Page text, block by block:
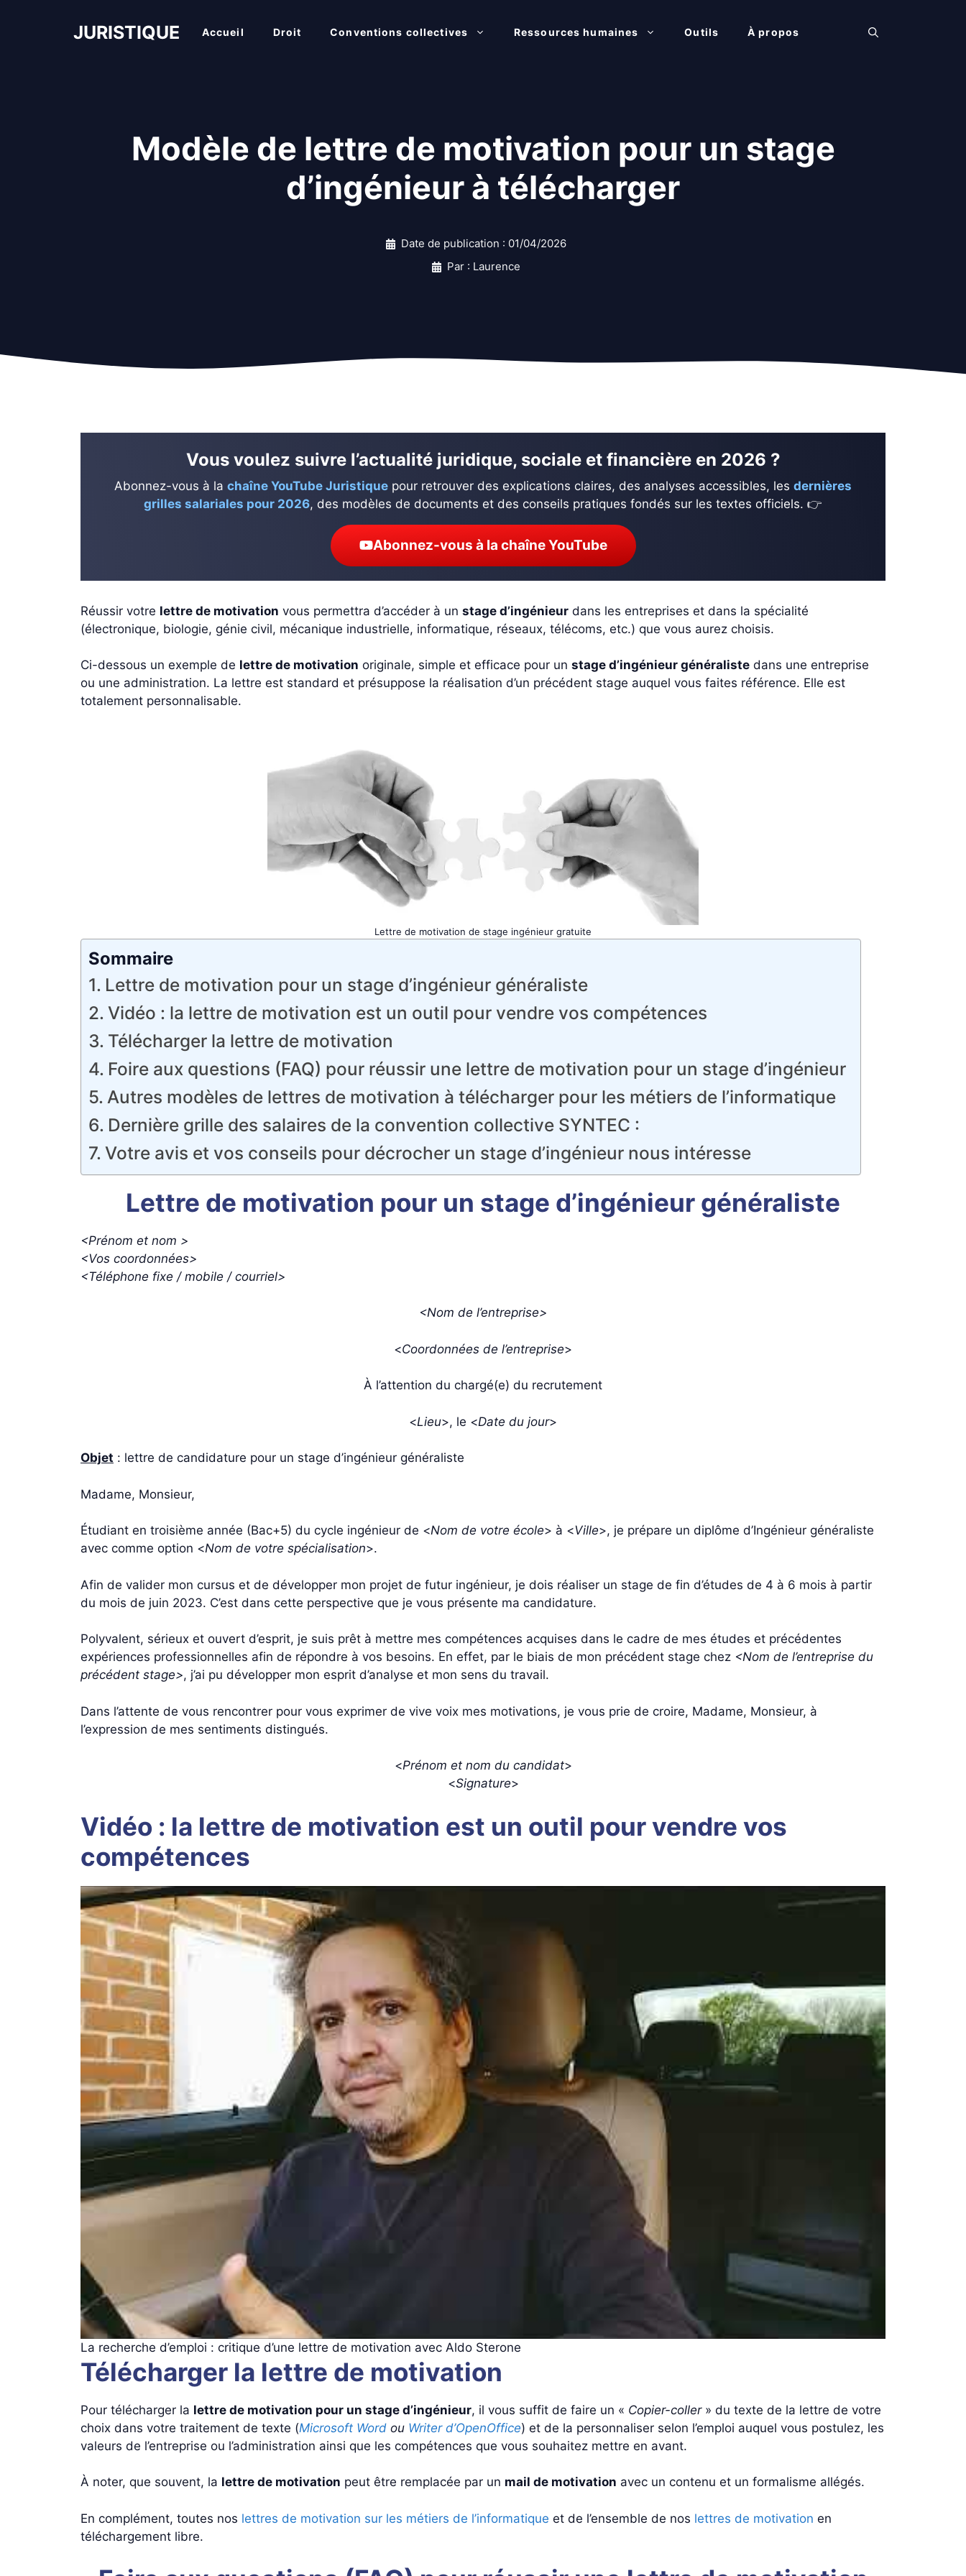
JURISTIQUE Accueil Droit Conventions collectives Ressources humaines Outils À propos
Modèle de lettre de motivation pour un stage
d’ingénieur à télécharger
Date de publication : 01/04/2026
Par : Laurence
Vous voulez suivre l’actualité juridique, sociale et financière en 2026 ?
Abonnez-vous à la chaîne YouTube Juristique pour retrouver des explications claires, des analyses accessibles, les dernières
grilles salariales pour 2026, des modèles de documents et des conseils pratiques fondés sur les textes officiels. 👉
Abonnez-vous à la chaîne YouTube
Réussir votre lettre de motivation vous permettra d’accéder à un stage d’ingénieur dans les entreprises et dans la spécialité
(électronique, biologie, génie civil, mécanique industrielle, informatique, réseaux, télécoms, etc.) que vous aurez choisis.
Ci-dessous un exemple de lettre de motivation originale, simple et efficace pour un stage d’ingénieur généraliste dans une entreprise
ou une administration. La lettre est standard et présuppose la réalisation d’un précédent stage auquel vous faites référence. Elle est
totalement personnalisable.
Lettre de motivation de stage ingénieur gratuite
Sommaire
Lettre de motivation pour un stage d’ingénieur généraliste
Vidéo : la lettre de motivation est un outil pour vendre vos compétences
Télécharger la lettre de motivation
Foire aux questions (FAQ) pour réussir une lettre de motivation pour un stage d’ingénieur
Autres modèles de lettres de motivation à télécharger pour les métiers de l’informatique
Dernière grille des salaires de la convention collective SYNTEC :
Votre avis et vos conseils pour décrocher un stage d’ingénieur nous intéresse
Lettre de motivation pour un stage d’ingénieur généraliste
<Prénom et nom >
<Vos coordonnées>
<Téléphone fixe / mobile / courriel>
<Nom de l’entreprise>
<Coordonnées de l’entreprise>
À l’attention du chargé(e) du recrutement
<Lieu>, le <Date du jour>
Objet : lettre de candidature pour un stage d’ingénieur généraliste
Madame, Monsieur,
Étudiant en troisième année (Bac+5) du cycle ingénieur de <Nom de votre école> à <Ville>, je prépare un diplôme d’Ingénieur généraliste
avec comme option <Nom de votre spécialisation>.
Afin de valider mon cursus et de développer mon projet de futur ingénieur, je dois réaliser un stage de fin d’études de 4 à 6 mois à partir
du mois de juin 2023. C’est dans cette perspective que je vous présente ma candidature.
Polyvalent, sérieux et ouvert d’esprit, je suis prêt à mettre mes compétences acquises dans le cadre de mes études et précédentes
expériences professionnelles afin de répondre à vos besoins. En effet, par le biais de mon précédent stage chez <Nom de l’entreprise du
précédent stage>, j’ai pu développer mon esprit d’analyse et mon sens du travail.
Dans l’attente de vous rencontrer pour vous exprimer de vive voix mes motivations, je vous prie de croire, Madame, Monsieur, à
l’expression de mes sentiments distingués.
<Prénom et nom du candidat>
<Signature>
Vidéo : la lettre de motivation est un outil pour vendre vos
compétences
La recherche d’emploi : critique d’une lettre de motivation avec Aldo Sterone
Télécharger la lettre de motivation
Pour télécharger la lettre de motivation pour un stage d’ingénieur, il vous suffit de faire un « Copier-coller» du texte de la lettre de votre
choix dans votre traitement de texte (Microsoft Word ou Writer d’OpenOffice) et de la personnaliser selon l’emploi auquel vous postulez, les
valeurs de l’entreprise ou l’administration ainsi que les compétences que vous souhaitez mettre en avant.
À noter, que souvent, la lettre de motivation peut être remplacée par un mail de motivation avec un contenu et un formalisme allégés.
En complément, toutes nos lettres de motivation sur les métiers de l’informatique et de l’ensemble de nos lettres de motivation en
téléchargement libre.